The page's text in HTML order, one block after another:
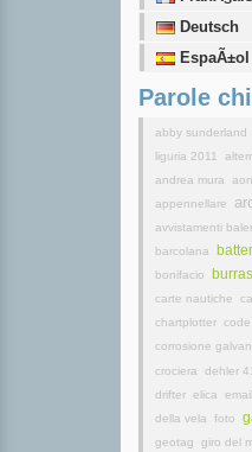
Deutsch
EspaÃ±ol
Parole
abby sunderland
liguria 2011
andrea mura
appennellare
avvistamenti
barcolana
bonifacio
carte nautiche
chartplotter code
corrosione
crociera
dehler
drifter elica email
della vela
foto
geotag giro del